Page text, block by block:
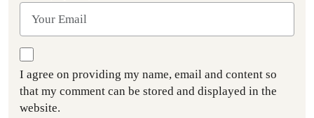
I agree on providing my name, email and content so
that my comment can be stored and displayed in the
website.